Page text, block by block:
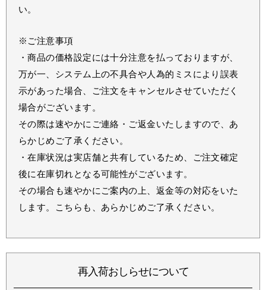
い。
※ご注意事項
・商品の価格設定には十分注意を払っておりますが、
万が一、システム上の不具合や人為的ミスにより誤表
示があった場合、ご注文をキャンセルさせていただく
場合がございます。
その際は速やかにご連絡・ご返金いたしますので、あ
らかじめご了承ください。
・在庫状況は実店舗と共有しているため、ご注文確定
後に在庫切れとなる可能性がございます。
その場合も速やかにご案内の上、返金等の対応をいた
します。こちらも、あらかじめご了承ください。
再入荷おしらせについて